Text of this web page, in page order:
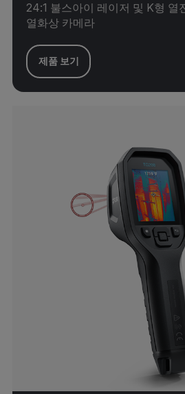
24:1 불스아이 레이저 및 K형 열
열화상 카메라
제품 보기